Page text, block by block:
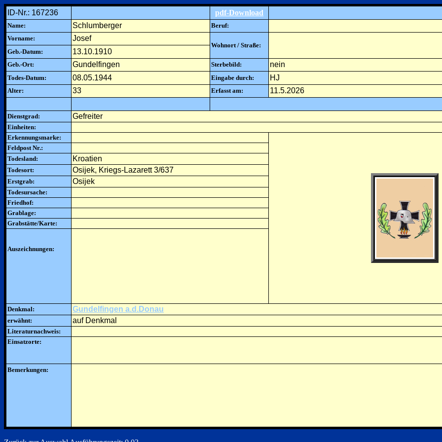
ID-Nr.: 167236 pdf-Download
Name: Schlumberger
Beruf:
Vorname:
Josef
Wohnort / Straße:
Geb.-Datum:
13.10.1910
Geb.-Ort: Gundelfingen Sterbebild: nein
Todes-Datum: 08.05.1944 Eingabe durch: HJ
Alter: 33 Erfasst am: 11.5.2026
Dienstgrad: Gefreiter
Einheiten:
Erkennungsmarke:
Feldpost Nr.:
Todesland:
Kroatien
Todesort: Osijek, Kriegs-Lazarett 3/637
Erstgrab: Osijek
Todesursache:
Friedhof:
Grablage:
Grabstätte/Karte:
Auszeichnungen:
Denkmal: Gundelfingen a.d.Donau
erwähnt: auf Denkmal
Literaturnachweis:
Einsatzorte:
Bemerkungen: